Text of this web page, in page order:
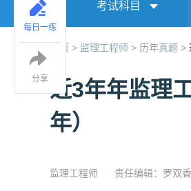
考试科目
首页 > 监理工程师 > 历年真题 >
近3年年监理
年）
监理工程师 责任编辑：罗双香
每日一练
分享